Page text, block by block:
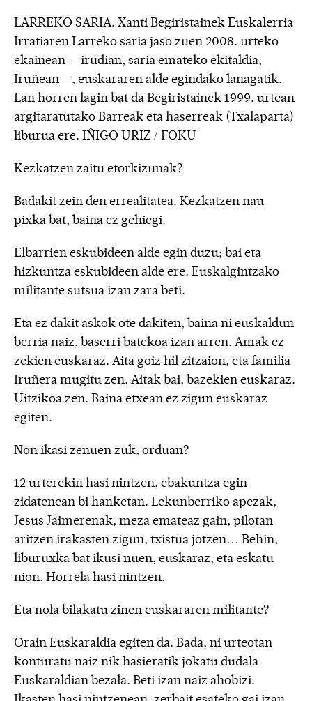
LARREKO SARIA. Xanti Begiristainek Euskalerria
Irratiaren Larreko saria jaso zuen 2008. urteko
ekainean —irudian, saria emateko ekitaldia,
Iruñean—, euskararen alde egindako lanagatik.
Lan horren lagin bat da Begiristainek 1999. urtean
argitaratutako Barreak eta haserreak (Txalaparta)
liburua ere. IÑIGO URIZ / FOKU
Kezkatzen zaitu etorkizunak?
Badakit zein den errealitatea. Kezkatzen nau
pixka bat, baina ez gehiegi.
Elbarrien eskubideen alde egin duzu; bai eta
hizkuntza eskubideen alde ere. Euskalgintzako
militante sutsua izan zara beti.
Eta ez dakit askok ote dakiten, baina ni euskaldun
berria naiz, baserri batekoa izan arren. Amak ez
zekien euskaraz. Aita goiz hil zitzaion, eta familia
Iruñera mugitu zen. Aitak bai, bazekien euskaraz.
Uitzikoa zen. Baina etxean ez zigun euskaraz
egiten.
Non ikasi zenuen zuk, orduan?
12 urterekin hasi nintzen, ebakuntza egin
zidatenean bi hanketan. Lekunberriko apezak,
Jesus Jaimerenak, meza emateaz gain, pilotan
aritzen irakasten zigun, txistua jotzen… Behin,
liburuxka bat ikusi nuen, euskaraz, eta eskatu
nion. Horrela hasi nintzen.
Eta nola bilakatu zinen euskararen militante?
Orain Euskaraldia egiten da. Bada, ni urteotan
konturatu naiz nik hasieratik jokatu dudala
Euskaraldian bezala. Beti izan naiz ahobizi.